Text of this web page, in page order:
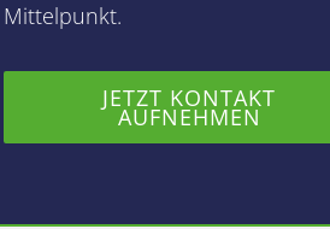
Mittelpunkt.
JETZT KONTAKT
AUFNEHMEN